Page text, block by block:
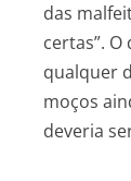
das
certas”.
qualquer
moços
deveria